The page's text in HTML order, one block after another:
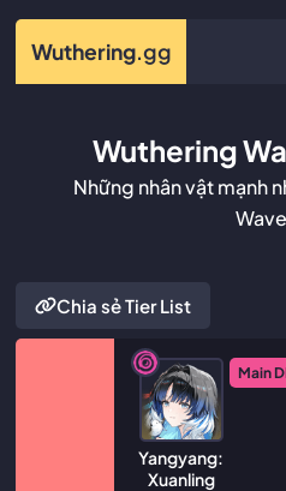
Wuthering.gg
Wuthering
Những nhân vật mạnh
Chia sẻ Tier List
Yangyang:
Xuanling
Main